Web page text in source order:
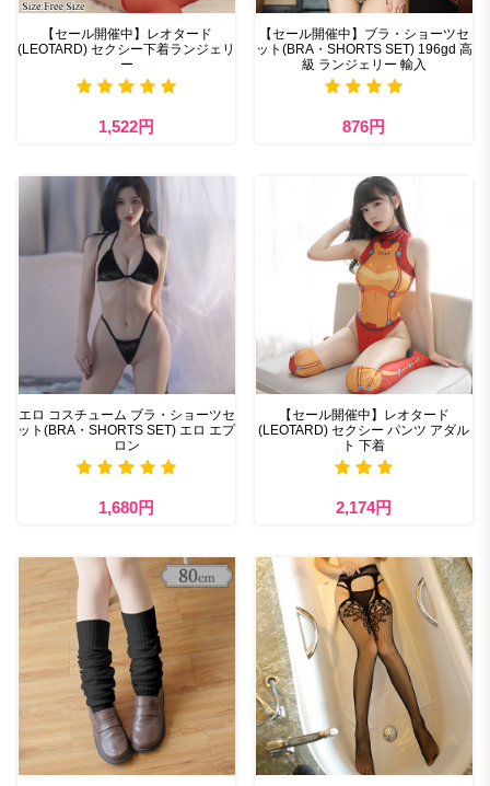
【セール開催中】レオタード
(LEOTARD) セクシー下着ランジェリ
ー
1,522円
【セール開催中】ブラ・ショーツセ
ット(BRA・SHORTS SET) 196gd 高
級 ランジェリー 輸入
876円
エロ コスチューム ブラ・ショーツセ
ット(BRA・SHORTS SET) エロ エプ
ロン
1,680円
【セール開催中】レオタード
(LEOTARD) セクシー パンツ アダル
ト 下着
2,174円